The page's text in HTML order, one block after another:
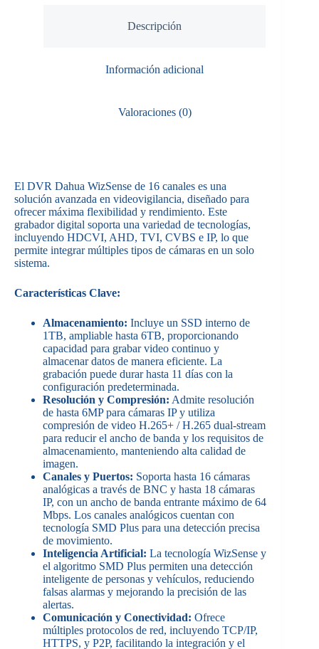
Descripción
Información adicional
Valoraciones (0)
El DVR Dahua WizSense de 16 canales es una
solución avanzada en videovigilancia, diseñado para
ofrecer máxima flexibilidad y rendimiento. Este
grabador digital soporta una variedad de tecnologías,
incluyendo HDCVI, AHD, TVI, CVBS e IP, lo que
permite integrar múltiples tipos de cámaras en un solo
sistema.
Características Clave:
Almacenamiento: Incluye un SSD interno de
1TB, ampliable hasta 6TB, proporcionando
capacidad para grabar video continuo y
almacenar datos de manera eficiente. La
grabación puede durar hasta 11 días con la
configuración predeterminada.
Resolución y Compresión: Admite resolución
de hasta 6MP para cámaras IP y utiliza
compresión de video H.265+ / H.265 dual-stream
para reducir el ancho de banda y los requisitos de
almacenamiento, manteniendo alta calidad de
imagen.
Canales y Puertos: Soporta hasta 16 cámaras
analógicas a través de BNC y hasta 18 cámaras
IP, con un ancho de banda entrante máximo de 64
Mbps. Los canales analógicos cuentan con
tecnología SMD Plus para una detección precisa
de movimiento.
Inteligencia Artificial: La tecnología WizSense y
el algoritmo SMD Plus permiten una detección
inteligente de personas y vehículos, reduciendo
falsas alarmas y mejorando la precisión de las
alertas.
Comunicación y Conectividad: Ofrece
múltiples protocolos de red, incluyendo TCP/IP,
HTTPS, y P2P, facilitando la integración y el